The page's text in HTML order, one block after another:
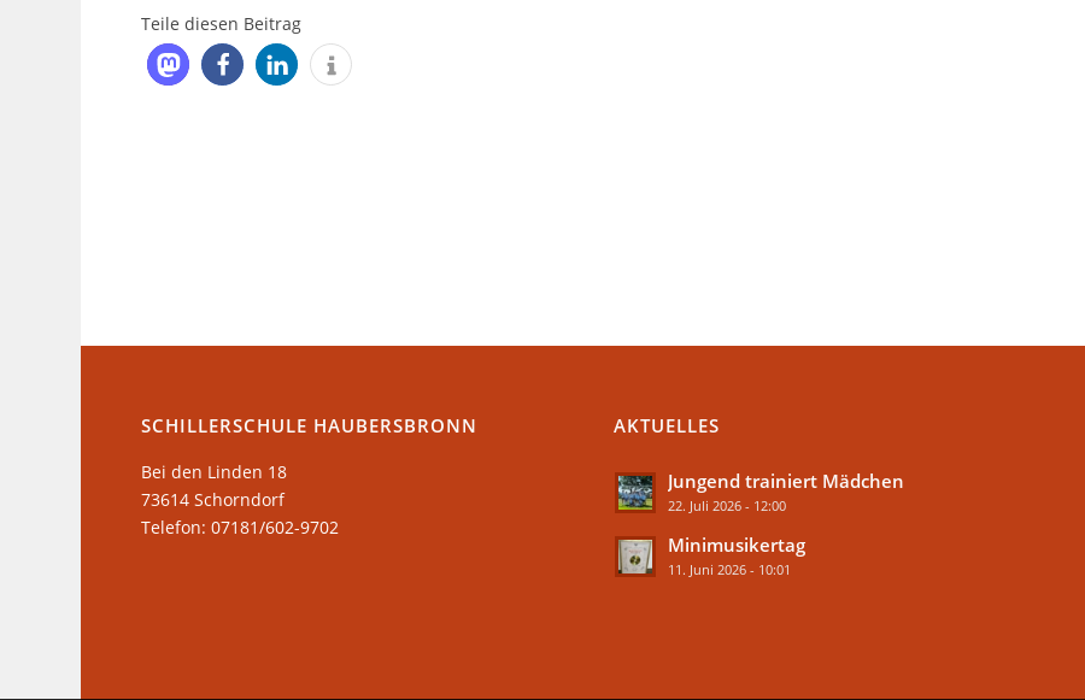
Teile diesen Beitrag
SCHILLERSCHULE HAUBERSBRONN
Bei den Linden 18
73614 Schorndorf
Telefon: 07181/602-9702
AKTUELLES
Jungend trainiert Mädchen
22. Juli 2026 - 12:00
Minimusikertag
11. Juni 2026 - 10:01